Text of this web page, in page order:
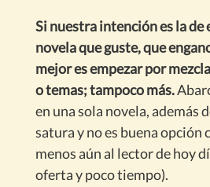
Si nuestra intención es la de
novela que guste, que
mejor es empezar por
o temas; tampoco más.
en una sola novela, además
satura y no es buena opción
menos aún al lector de hoy
oferta y poco tiempo).